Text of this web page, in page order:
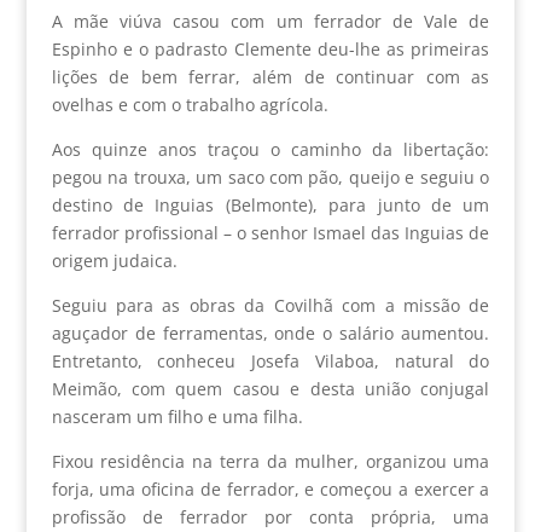
A mãe viúva casou com um ferrador de Vale de
Espinho e o padrasto Clemente deu-lhe as primeiras
lições de bem ferrar, além de continuar com as
ovelhas e com o trabalho agrícola.
Aos quinze anos traçou o caminho da libertação:
pegou na trouxa, um saco com pão, queijo e seguiu o
destino de Inguias (Belmonte), para junto de um
ferrador profissional – o senhor Ismael das Inguias de
origem judaica.
Seguiu para as obras da Covilhã com a missão de
aguçador de ferramentas, onde o salário aumentou.
Entretanto, conheceu Josefa Vilaboa, natural do
Meimão, com quem casou e desta união conjugal
nasceram um filho e uma filha.
Fixou residência na terra da mulher, organizou uma
forja, uma oficina de ferrador, e começou a exercer a
profissão de ferrador por conta própria, uma